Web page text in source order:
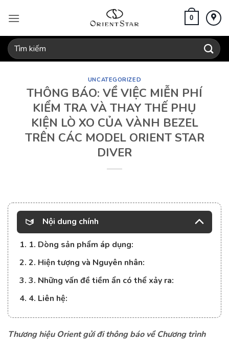
qua
dung
0
Tìm
kiếm:
UNCATEGORIZED
THÔNG BÁO: VỀ VIỆC MIỄN PHÍ
KIỂM TRA VÀ THAY THẾ PHỤ
KIỆN LÒ XO CỦA VÀNH BEZEL
TRÊN CÁC MODEL ORIENT STAR
DIVER
Nội dung chính
1. 1. Dòng sản phẩm áp dụng:
2. 2. Hiện tượng và Nguyên nhân:
3. 3. Những vấn đề tiềm ẩn có thể xảy ra:
4. 4. Liên hệ:
Thương hiệu Orient gửi đi thông báo về Chương trình